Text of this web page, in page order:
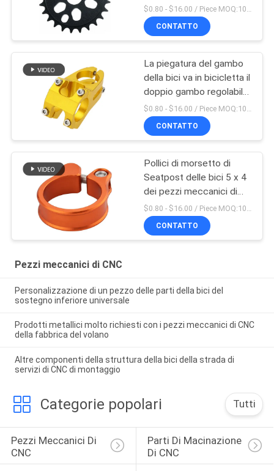
dell'OEM
$0.80 - $16.00 / Piece MOQ:10 pezzi
CONTATTO
La piegatura del gambo
della bici va in bicicletta il
doppio gambo regolabile
fatto in Cina
$0.80 - $16.00 / Piece MOQ:10 pezzi
CONTATTO
Pollici di morsetto di
Seatpost delle bici 5 x 4
dei pezzi meccanici di
CNC di precisione
CONTATTO
Pezzi meccanici di CNC
Personalizzazione di un pezzo delle parti della bici del
sostegno inferiore universale
Prodotti metallici molto richiesti con i pezzi meccanici di CNC
della fabbrica del volano
Altre componenti della struttura della bici della strada di
servizi di CNC di montaggio
Categorie popolari Tutti
Pezzi Meccanici Di
CNC
Parti Di Macinazione
Di CNC